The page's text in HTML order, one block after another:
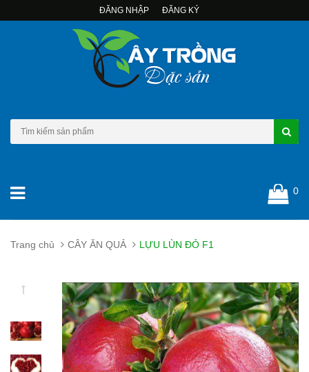
ĐĂNG NHẬP ĐĂNG KÝ
0
Trang chủ CÂY ĂN QUẢ LỰU LÙN ĐỎ F1